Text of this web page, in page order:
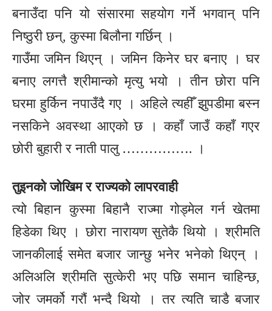
बनाउँदा पनि यो संसारमा सहयोग गर्ने भगवान् पनि
निष्ठुरी छन्, कुस्मा बिलौना गर्छिन् ।
गाउँमा जमिन थिएन् । जमिन किनेर घर बनाए । घर
बनाए लगत्तै श्रीमान्को मृत्यु भयो । तीन छोरा पनि
घरमा हुर्किन नपाउँदै गए । अहिले त्यहीँ झुपडीमा बस्न
नसकिने अवस्था आएको छ । कहाँ जाउँ कहाँ गएर
छोरी बुहारी र नाती पालु ……………. ।
तुइनको जोखिम र राज्यको लापरवाही
त्यो बिहान कुस्मा बिहानै राज्मा गोड्मेल गर्न खेतमा
हिडेका थिए । छोरा नारायण सुतेकै थियो । श्रीमति
जानकीलाई समेत बजार जान्छु भनेर भनेको थिएन् ।
अलिअलि श्रीमति सुत्केरी भए पछि समान चाहिन्छ,
जोर जमर्को गरौं भन्दै थियो । तर त्यति चाडै बजार